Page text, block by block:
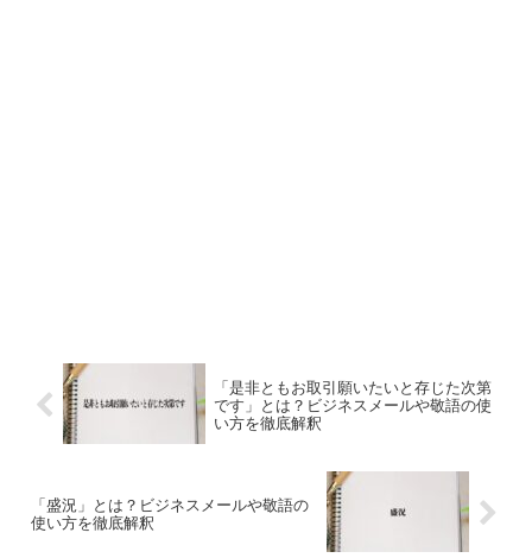
「是非ともお取引願いたいと存じた次第
です」とは？ビジネスメールや敬語の使
い方を徹底解釈
「盛況」とは？ビジネスメールや敬語の
使い方を徹底解釈